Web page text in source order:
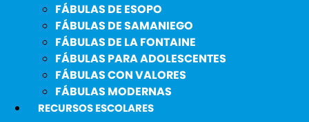
FÁBULAS DE ESOPO
FÁBULAS DE SAMANIEGO
FÁBULAS DE LA FONTAINE
FÁBULAS PARA ADOLESCENTES
FÁBULAS CON VALORES
FÁBULAS MODERNAS
RECURSOS ESCOLARES